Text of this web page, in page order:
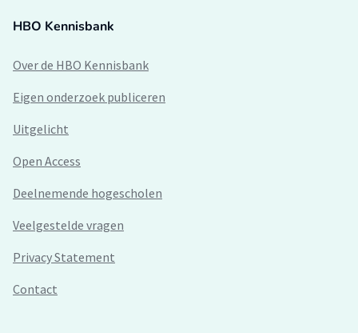
HBO Kennisbank
Over de HBO Kennisbank
Eigen onderzoek publiceren
Uitgelicht
Open Access
Deelnemende hogescholen
Veelgestelde vragen
Privacy Statement
Contact